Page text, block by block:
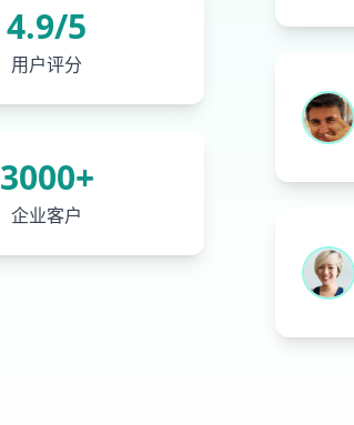
4.9/5
用户评分
3000+
企业客户